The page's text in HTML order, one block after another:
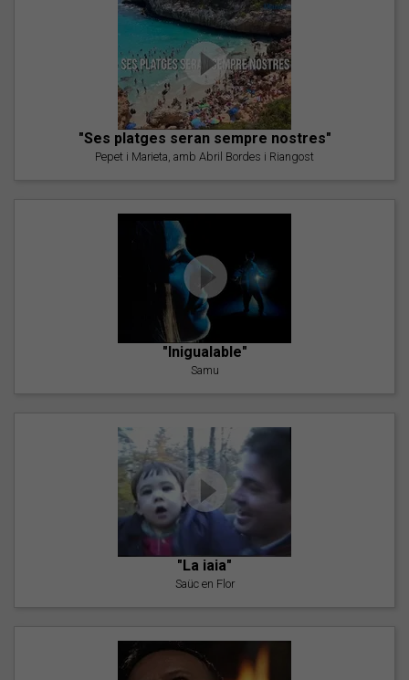
"Ses platges seran sempre nostres"
Pepet i Marieta, amb Abril Bordes i Riangost
"Inigualable"
Samu
"La iaia"
Saüc en Flor